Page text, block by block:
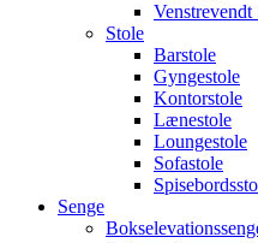
Venstrevendt
Stole
Barstole
Gyngestole
Kontorstole
Lænestole
Loungestole
Sofastole
Senge